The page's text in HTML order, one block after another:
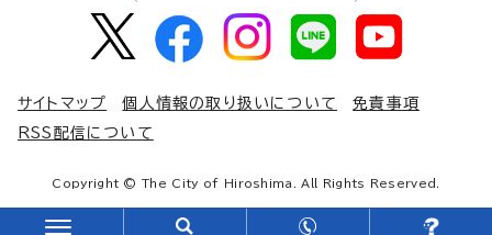
サイトマップ 個人情報の取り扱いについて
免責事項
RSS配信について
Copyright © The City of Hiroshima. All Rights Reserved.